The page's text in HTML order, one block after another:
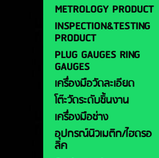
METROLOGY PRODUCT
INSPECTION&TESTING
PRODUCT
PLUG GAUGES RING
GAUGES
เครื่องมือวัดละเอียด
โต๊ะวัดระดับชิ้นงาน
เครื่องมือช่าง
อุปกรณ์นิวเมติก/ไฮดรอ
ลิค